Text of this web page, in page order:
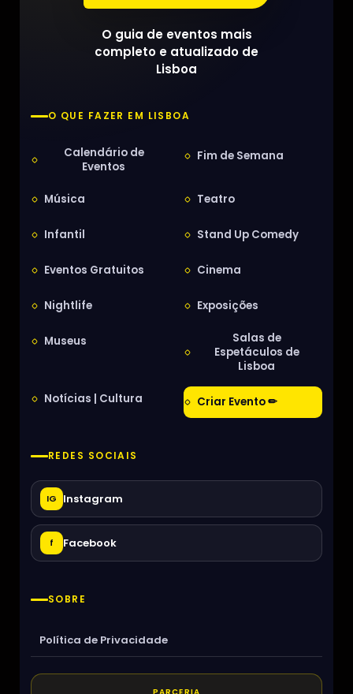
O guia de eventos mais
completo e atualizado de
Lisboa
O QUE FAZER EM LISBOA
Calendário de
Eventos
Fim de Semana
Música Teatro
Infantil Stand Up Comedy
Eventos Gratuitos Cinema
Nightlife Exposições
Museus
Salas de
Espetáculos de
Lisboa
Notícias | Cultura Criar Evento ✏
REDES SOCIAIS
IG Instagram
f Facebook
SOBRE
Política de Privacidade